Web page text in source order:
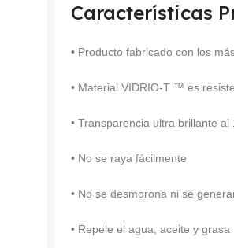
Características
• Producto fabricado con los
• Material VIDRIO-T ™ es
• Transparencia ultra brillante al
• No se raya fácilmente
• No se desmorona ni se
• Repele el agua, aceite y grasa